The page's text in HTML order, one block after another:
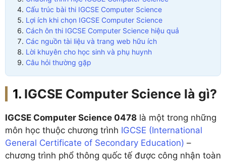
Cấu trúc bài thi IGCSE Computer Science
Lợi ích khi chọn IGCSE Computer Science
Cách ôn thi IGCSE Computer Science hiệu quả
Các nguồn tài liệu và trang web hữu ích
Lời khuyên cho học sinh và phụ huynh
Câu hỏi thường gặp
IGCSE Computer Science là gì?
IGCSE Computer Science 0478 là một trong những
môn học thuộc chương trình IGCSE (International
General Certificate of Secondary Education) –
chương trình phổ thông quốc tế được công nhận toàn